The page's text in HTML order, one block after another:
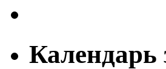
Календарь